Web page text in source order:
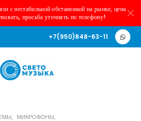
с нестабильной обстановкой на рынке, цена
просьба уточнять по телефону!
+7(950)848-63-11
, МИКРОФОНЫ,